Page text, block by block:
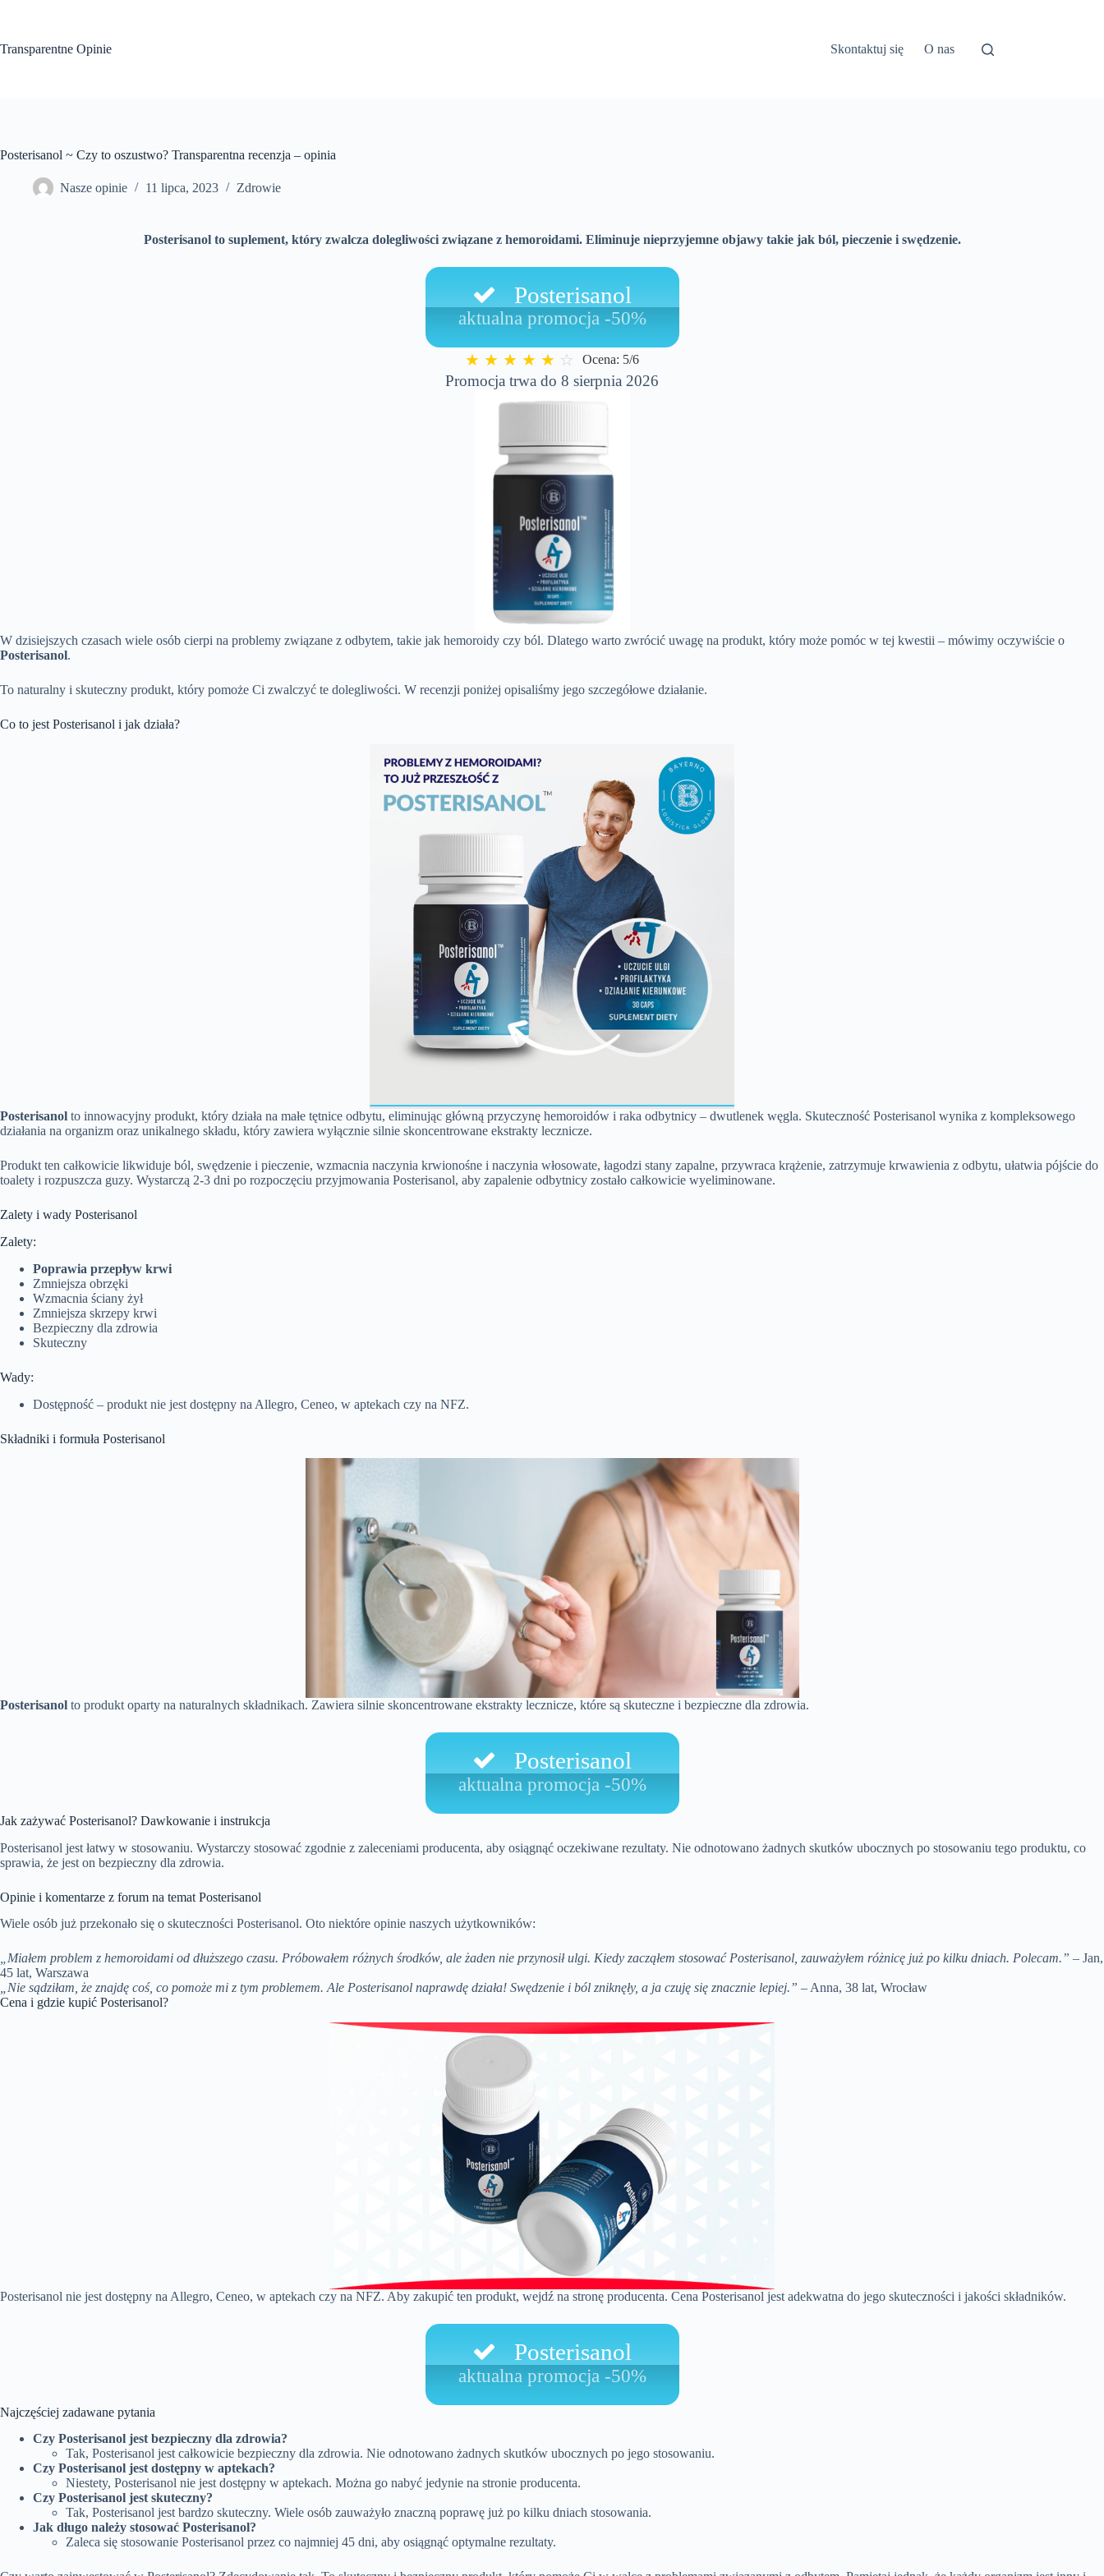
Transparentne Opinie
Skontaktuj się O nas
Posterisanol ~ Czy to oszustwo? Transparentna recenzja – opinia
Nasze opinie 11 lipca, 2023 Zdrowie
Posterisanol to suplement, który zwalcza dolegliwości związane z hemoroidami. Eliminuje nieprzyjemne objawy takie jak ból, pieczenie i swędzenie.
Posterisanol
aktualna promocja -50%
★ ★ ★ ★ ★ ☆ Ocena: 5/6
Promocja trwa do 8 sierpnia 2026
W dzisiejszych czasach wiele osób cierpi na problemy związane z odbytem, takie jak hemoroidy czy ból. Dlatego warto zwrócić uwagę na produkt, który może pomóc w tej kwestii – mówimy oczywiście o
Posterisanol.
To naturalny i skuteczny produkt, który pomoże Ci zwalczyć te dolegliwości. W recenzji poniżej opisaliśmy jego szczegółowe działanie.
Co to jest Posterisanol i jak działa?
Posterisanol to innowacyjny produkt, który działa na małe tętnice odbytu, eliminując główną przyczynę hemoroidów i raka odbytnicy – dwutlenek węgla. Skuteczność Posterisanol wynika z kompleksowego
działania na organizm oraz unikalnego składu, który zawiera wyłącznie silnie skoncentrowane ekstrakty lecznicze.
Produkt ten całkowicie likwiduje ból, swędzenie i pieczenie, wzmacnia naczynia krwionośne i naczynia włosowate, łagodzi stany zapalne, przywraca krążenie, zatrzymuje krwawienia z odbytu, ułatwia pójście do
toalety i rozpuszcza guzy. Wystarczą 2-3 dni po rozpoczęciu przyjmowania Posterisanol, aby zapalenie odbytnicy zostało całkowicie wyeliminowane.
Zalety i wady Posterisanol
Zalety:
Poprawia przepływ krwi
Zmniejsza obrzęki
Wzmacnia ściany żył
Zmniejsza skrzepy krwi
Bezpieczny dla zdrowia
Skuteczny
Wady:
Dostępność – produkt nie jest dostępny na Allegro, Ceneo, w aptekach czy na NFZ.
Składniki i formuła Posterisanol
Posterisanol to produkt oparty na naturalnych składnikach. Zawiera silnie skoncentrowane ekstrakty lecznicze, które są skuteczne i bezpieczne dla zdrowia.
Posterisanol
aktualna promocja -50%
Jak zażywać Posterisanol? Dawkowanie i instrukcja
Posterisanol jest łatwy w stosowaniu. Wystarczy stosować zgodnie z zaleceniami producenta, aby osiągnąć oczekiwane rezultaty. Nie odnotowano żadnych skutków ubocznych po stosowaniu tego produktu, co
sprawia, że jest on bezpieczny dla zdrowia.
Opinie i komentarze z forum na temat Posterisanol
Wiele osób już przekonało się o skuteczności Posterisanol. Oto niektóre opinie naszych użytkowników:
„Miałem problem z hemoroidami od dłuższego czasu. Próbowałem różnych środków, ale żaden nie przynosił ulgi. Kiedy zacząłem stosować Posterisanol, zauważyłem różnicę już po kilku dniach. Polecam.” – Jan,
45 lat, Warszawa
„Nie sądziłam, że znajdę coś, co pomoże mi z tym problemem. Ale Posterisanol naprawdę działa! Swędzenie i ból zniknęły, a ja czuję się znacznie lepiej.” – Anna, 38 lat, Wrocław
Cena i gdzie kupić Posterisanol?
Posterisanol nie jest dostępny na Allegro, Ceneo, w aptekach czy na NFZ. Aby zakupić ten produkt, wejdź na stronę producenta. Cena Posterisanol jest adekwatna do jego skuteczności i jakości składników.
Posterisanol
aktualna promocja -50%
Najczęściej zadawane pytania
Czy Posterisanol jest bezpieczny dla zdrowia?
Tak, Posterisanol jest całkowicie bezpieczny dla zdrowia. Nie odnotowano żadnych skutków ubocznych po jego stosowaniu.
Czy Posterisanol jest dostępny w aptekach?
Niestety, Posterisanol nie jest dostępny w aptekach. Można go nabyć jedynie na stronie producenta.
Czy Posterisanol jest skuteczny?
Tak, Posterisanol jest bardzo skuteczny. Wiele osób zauważyło znaczną poprawę już po kilku dniach stosowania.
Jak długo należy stosować Posterisanol?
Zaleca się stosowanie Posterisanol przez co najmniej 45 dni, aby osiągnąć optymalne rezultaty.